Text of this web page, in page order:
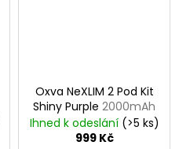
Oxva NeXLIM 2 Pod Kit
Shiny Purple 2000mAh
Ihned k odeslání (>5 ks)
999 Kč